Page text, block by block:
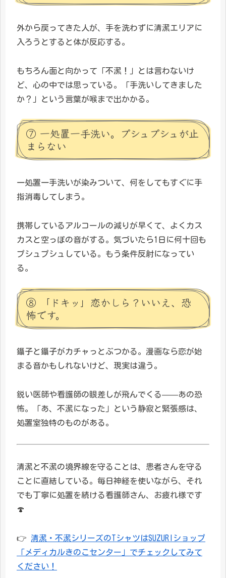
外から戻ってきた人が、手を洗わずに清潔エリアに
入ろうとすると体が反応する。
もちろん面と向かって「不潔！」とは言わないけ
ど、心の中では思っている。「手洗いしてきました
か？」という言葉が喉まで出かかる。
⑦ 一処置一手洗い。プシュプシュが止
まらない
一処置一手洗いが染みついて、何をしてもすぐに手
指消毒してしまう。
携帯しているアルコールの減りが早くて、よくカス
カスと空っぽの音がする。気づいたら1日に何十回も
プシュプシュしている。もう条件反射になってい
る。
⑧ 「ドキッ」恋かしら？いいえ、恐
怖です。
鑷子と鑷子がカチャっとぶつかる。漫画なら恋が始
まる音かもしれないけど、現実は違う。
鋭い医師や看護師の眼差しが飛んでくる——あの恐
怖。「あ、不潔になった」という静寂と緊張感は、
処置室独特のものがある。
清潔と不潔の境界線を守ることは、患者さんを守る
ことに直結している。毎日神経を使いながら、それ
でも丁寧に処置を続ける看護師さん、お疲れ様です
🍄
👉 清潔・不潔シリーズのTシャツはSUZURIショップ
「メディカルきのこセンター」でチェックしてみて
ください！